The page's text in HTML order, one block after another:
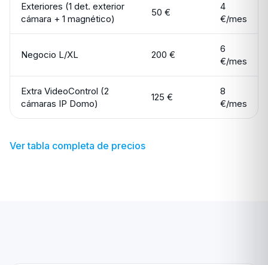
Exteriores (1 det. exterior
cámara + 1 magnético)
50 €
4
€/mes
Negocio L/XL 200 €
6
€/mes
Extra VideoControl (2
cámaras IP Domo)
125 €
8
€/mes
Ver tabla completa de precios